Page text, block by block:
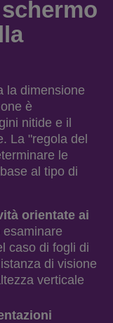
la dimensione
è
nitide e il
La "regola del
le
al tipo di
orientate ai
caso di fogli di
di visione
verticale